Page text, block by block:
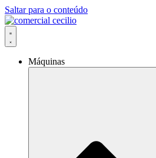
Saltar para o conteúdo
Máquinas